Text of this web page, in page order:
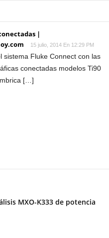
|
15 julio, 2014 En 12:29 PM
Fluke Connect con las
conectadas modelos Ti90
[…]
MXO-K333 de potencia